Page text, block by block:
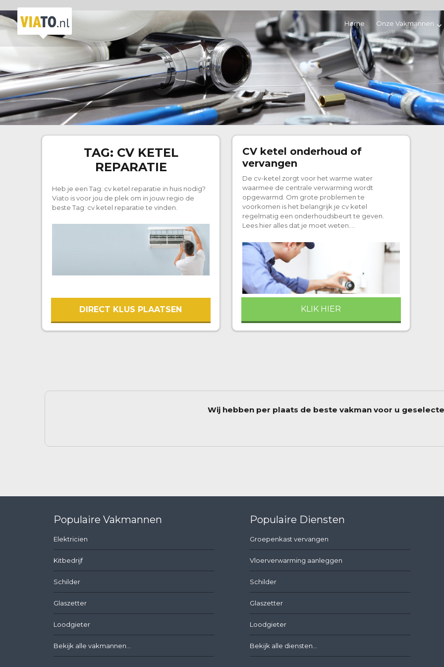
Home Onze Vakmannen
TAG: CV KETEL
REPARATIE
Heb je een Tag: cv ketel reparatie in huis nodig?
Viato is voor jou de plek om in jouw regio de
beste Tag: cv ketel reparatie te vinden.
DIRECT KLUS PLAATSEN
CV ketel onderhoud of
vervangen
De cv-ketel zorgt voor het warme water
waarmee de centrale verwarming wordt
opgewarmd. Om grote problemen te
voorkomen is het belangrijk je cv ketel
regelmatig een onderhoudsbeurt te geven.
Lees hier alles dat je moet weten….
KLIK HIER
Wij hebben per plaats de beste vakman voor u
Populaire Vakmannen
Elektricien
Kitbedrijf
Schilder
Glaszetter
Loodgieter
Bekijk alle vakmannen...
Populaire Diensten
Groepenkast vervangen
Vloerverwarming aanleggen
Schilder
Glaszetter
Loodgieter
Bekijk alle diensten...